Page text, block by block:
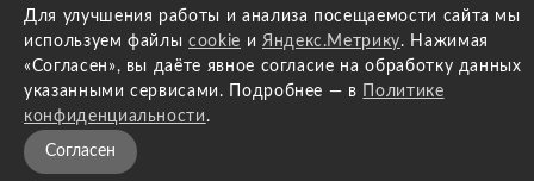
Для улучшения работы и анализа посещаемости сайта мы
используем файлыcookie и Яндекс.Метрику. Нажимая
«Согласен», вы даёте явное согласие на обработку данных
указанными сервисами. Подробнее — в
Политике
конфиденциальности .
Согласен